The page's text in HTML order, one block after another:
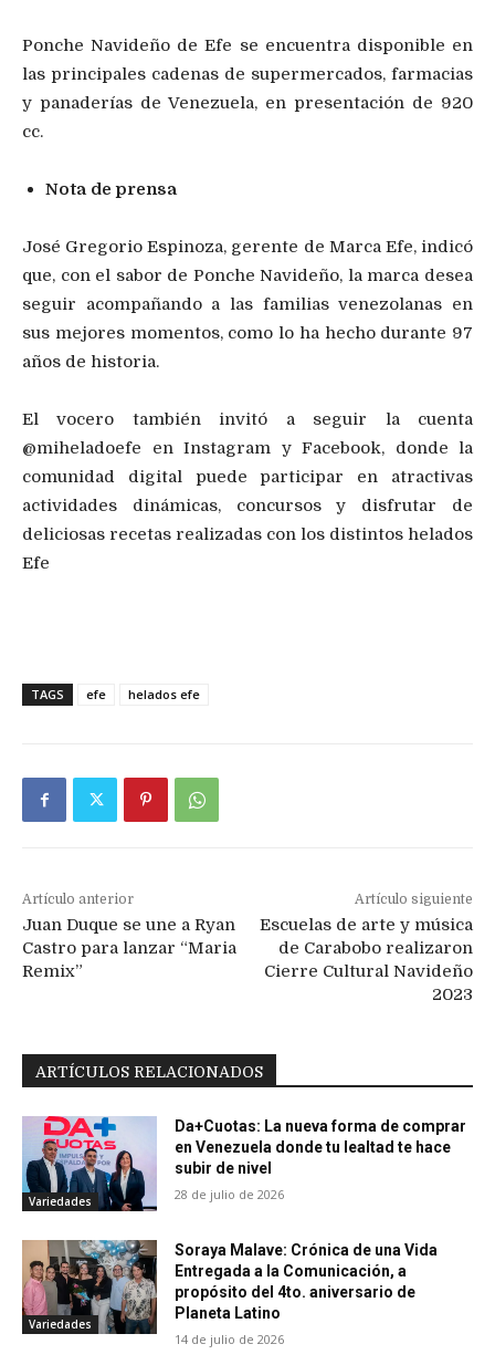
Ponche Navideño de Efe se encuentra disponible en
las principales cadenas de supermercados, farmacias
y panaderías de Venezuela, en presentación de 920
cc.
Nota de prensa
José Gregorio Espinoza, gerente de Marca Efe, indicó
que, con el sabor de Ponche Navideño, la marca desea
seguir acompañando a las familias venezolanas en
sus mejores momentos, como lo ha hecho durante 97
años de historia.
El vocero también invitó a seguir la cuenta
@miheladoefe en Instagram y Facebook, donde la
comunidad digital puede participar en atractivas
actividades dinámicas, concursos y disfrutar de
deliciosas recetas realizadas con los distintos helados
Efe
TAGS efe helados efe
Artículo anterior
Juan Duque se une a Ryan
Castro para lanzar “Maria
Remix”
Artículo siguiente
Escuelas de arte y música
de Carabobo realizaron
Cierre Cultural Navideño
2023
ARTÍCULOS RELACIONADOS
Variedades
Da+Cuotas: La nueva forma de comprar
en Venezuela donde tu lealtad te hace
subir de nivel
28 de julio de 2026
Variedades
Soraya Malave: Crónica de una Vida
Entregada a la Comunicación, a
propósito del 4to. aniversario de
Planeta Latino
14 de julio de 2026